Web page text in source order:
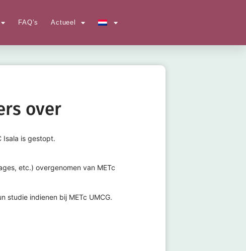
FAQ’s Actueel
over
Isala is gestopt.
etc.) overgenomen van METc
studie indienen bij METc UMCG.